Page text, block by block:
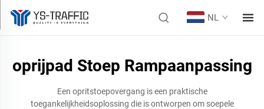
NL
oprijpad Stoep Rampaanpassing
Een opritstoepovergang is een praktische
toegankelijkheidsoplossing die is ontworpen om soepele